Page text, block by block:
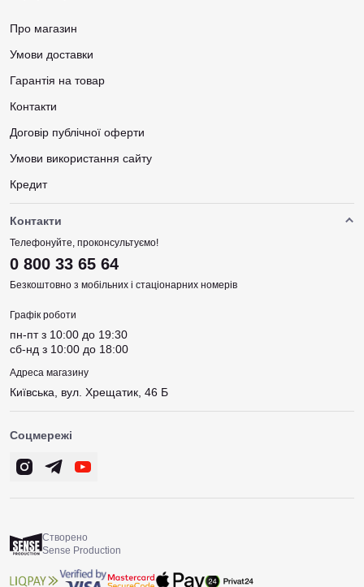
Про магазин
Умови доставки
Гарантія на товар
Контакти
Договір публічної оферти
Умови використання сайту
Кредит
Контакти
Телефонуйте, проконсультуємо!
0 800 33 65 64
Безкоштовно з мобільних і стаціонарних номерів
Графік роботи
пн-пт з 10:00 до 19:30
сб-нд з 10:00 до 18:00
Адреса магазину
Київська, вул. Хрещатик, 46 Б
Соцмережі
Створено
Sense Production